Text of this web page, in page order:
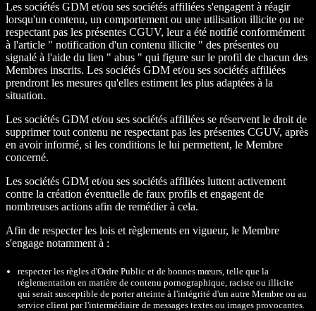
Les sociétés GDM et/ou ses sociétés affiliées s'engagent à réagir
lorsqu'un contenu, un comportement ou une utilisation illicite ou ne
respectant pas les présentes CGUV, leur a été notifié conformément
à l'article " notification d'un contenu illicite " des présentes ou
signalé à l'aide du lien " abus " qui figure sur le profil de chacun des
Membres inscrits. Les sociétés GDM et/ou ses sociétés affiliées
prendront les mesures qu'elles estiment les plus adaptées à la
situation.
Les sociétés GDM et/ou ses sociétés affiliées se réservent le droit de
supprimer tout contenu ne respectant pas les présentes CGUV, après
en avoir informé, si les conditions le lui permettent, le Membre
concerné.
Les sociétés GDM et/ou ses sociétés affiliées luttent activement
contre la création éventuelle de faux profils et engagent de
nombreuses actions afin de remédier à cela.
Afin de respecter les lois et règlements en vigueur, le Membre
s'engage notamment à :
respecter les règles d'Ordre Public et de bonnes mœurs, telle que la
réglementation en matière de contenu pornographique, raciste ou illicite
qui serait susceptible de porter atteinte à l'intégrité d'un autre Membre ou au
service client par l'intermédiaire de messages textes ou images provocantes.